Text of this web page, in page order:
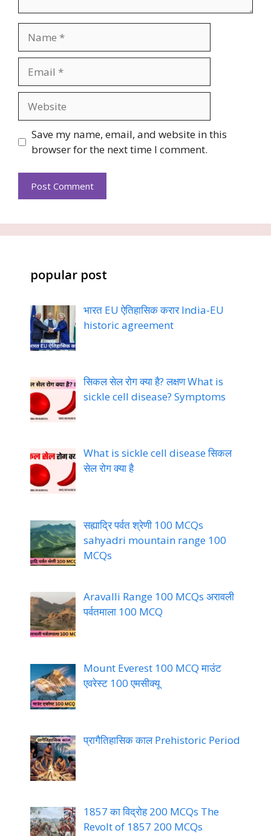
Save my name, email, and website in this
browser for the next time I comment.
popular post
भारत EU ऐतिहासिक करार India-EU
historic agreement
सिकल सेल रोग क्या है? लक्षण What is
sickle cell disease? Symptoms
What is sickle cell disease सिकल
सेल रोग क्या है
सह्याद्रि पर्वत श्रेणी 100 MCQs
sahyadri mountain range 100
MCQs
Aravalli Range 100 MCQs अरावली
पर्वतमाला 100 MCQ
Mount Everest 100 MCQ माउंट
एवरेस्ट 100 एमसीक्यू
प्रागैतिहासिक काल Prehistoric Period
1857 का विद्रोह 200 MCQs The
Revolt of 1857 200 MCQs